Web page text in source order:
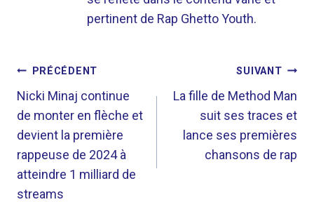
pertinent de Rap Ghetto Youth.
NAVIGATION
DE
L’ARTICLE
PRÉCÉDENT
Nicki Minaj continue
de monter en flèche et
devient la première
rappeuse de 2024 à
atteindre 1 milliard de
streams
SUIVANT
La fille de Method Man
suit ses traces et
lance ses premières
chansons de rap